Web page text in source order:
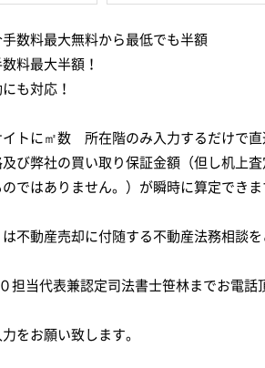
数料最大無料から最低でも半額
料最大半額！
も対応！
トに㎡数 所在階のみ入力するだけで直
び弊社の買い取り保証金額（但し机上
ではありません。）が瞬時に算定できま
不動産売却に付随する不動産法務相談
担当代表兼認定司法書士笹林までお電話
をお願い致します。